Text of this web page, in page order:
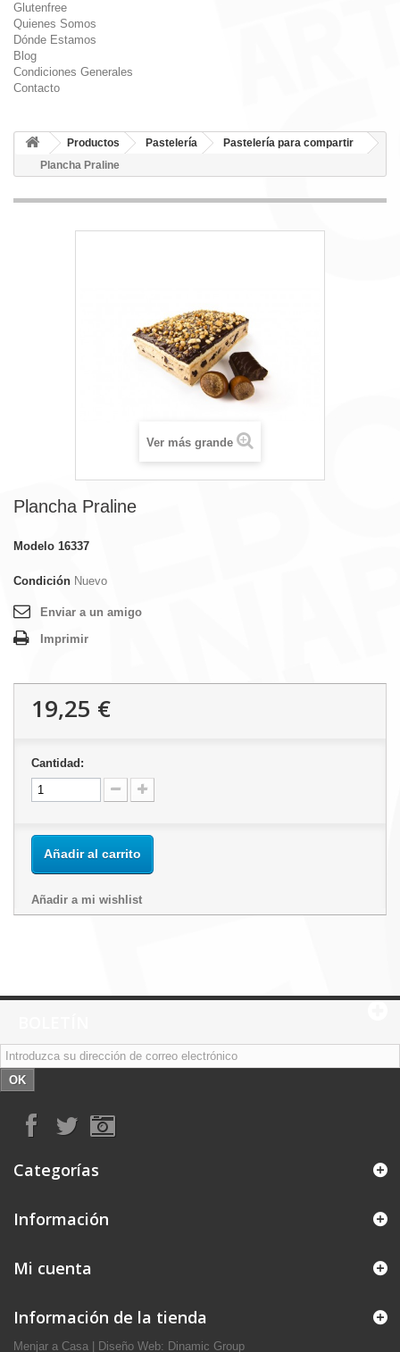
Glutenfree
Quienes Somos
Dónde Estamos
Blog
Condiciones Generales
Contacto
Productos Pastelería
Pastelería para compartir
Plancha Praline
Ver más grande
Plancha Praline
Modelo 16337
Condición Nuevo
Enviar a un amigo
Imprimir
19,25 €
Cantidad:
Añadir al carrito
Añadir a mi wishlist
OK
Categorías
Información
Mi cuenta
Información de la tienda
Menjar a Casa Diseño Web: Dinamic Group